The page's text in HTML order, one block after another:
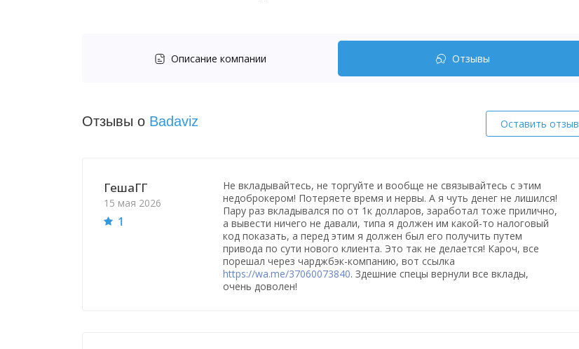
Описание компании Отзывы
Отзывы о Badaviz Оставить отзыв
ГешаГГ
15 мая 2026
1
Не вкладывайтесь, не торгуйте и вообще не связывайтесь с этим
недоброкером! Потеряете время и нервы. А я чуть денег не лишился!
Пару раз вкладывался по от 1к долларов, заработал тоже прилично,
а вывести ничего не давали, типа я должен им какой-то налоговый
код показать, а перед этим я должен был его получить путем
привода по сути нового клиента. Это так не делается! Кароч, все
порешал через чарджбэк-компанию, вот ссылка
https://wa.me/37060073840. Здешние спецы вернули все вклады,
очень доволен!